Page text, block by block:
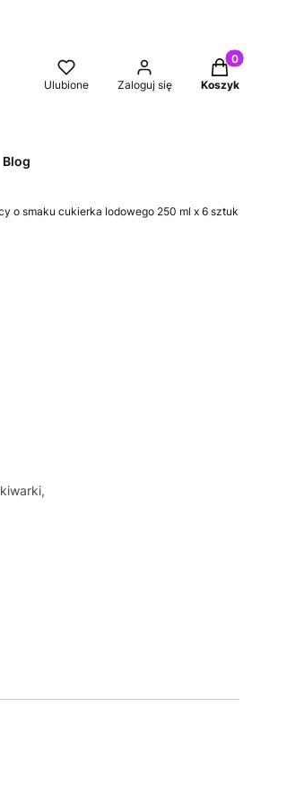
Ulubione Zaloguj się
Produkty w
Koszyk
Blog
o smaku cukierka lodowego 250 ml x 6 sztuk